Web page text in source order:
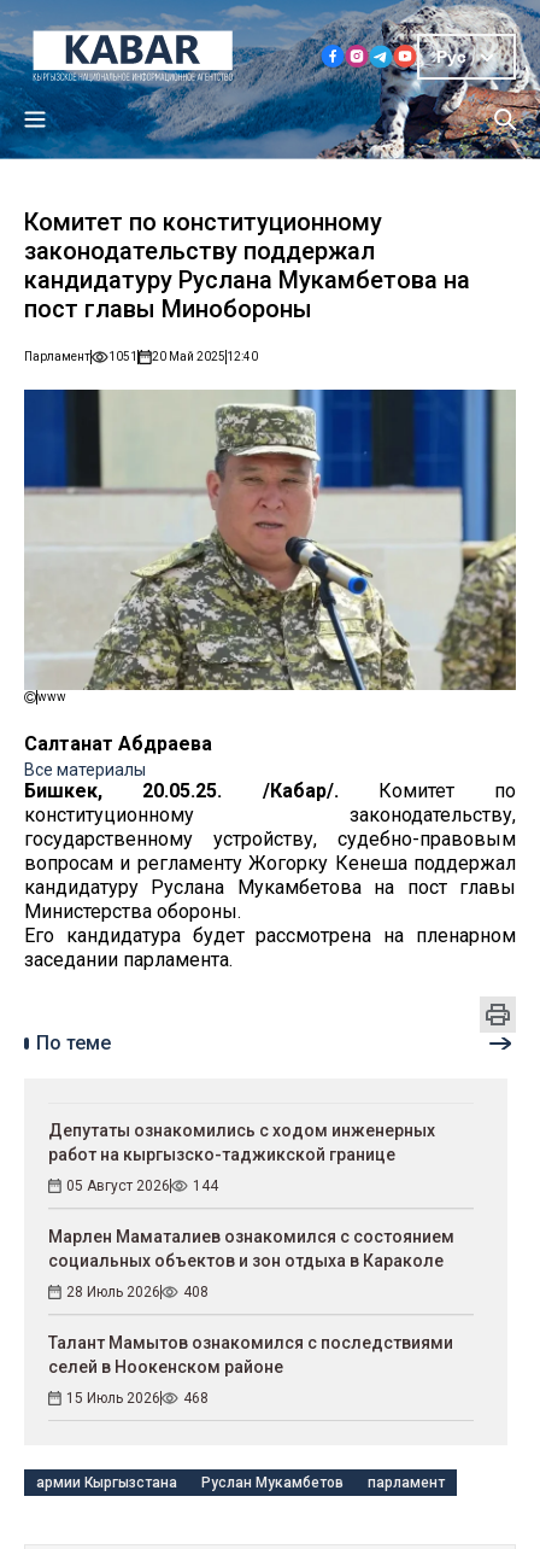
Рус
Комитет по конституционному
законодательству поддержал
кандидатуру Руслана Мукамбетова на
пост главы Минобороны
Парламент 1051 20 Май 2025 12:40
www
Салтанат Абдраева
Все материалы
Бишкек, 20.05.25. /Кабар/. Комитет по
конституционному законодательству,
государственному устройству, судебно-правовым
вопросам и регламенту Жогорку Кенеша поддержал
кандидатуру Руслана Мукамбетова на пост главы
Министерства обороны.
Его кандидатура будет рассмотрена на пленарном
заседании парламента.
По теме
Депутаты ознакомились с ходом инженерных
работ на кыргызско-таджикской границе
05 Август 2026 144
Марлен Маматалиев ознакомился с состоянием
социальных объектов и зон отдыха в Караколе
28 Июль 2026 408
Талант Мамытов ознакомился с последствиями
селей в Ноокенском районе
15 Июль 2026 468
армии Кыргызстана Руслан Мукамбетов парламент